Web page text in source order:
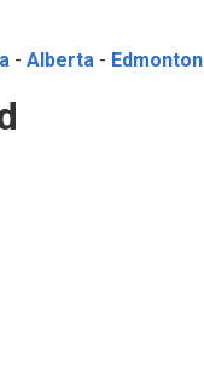
- Alberta - Edmonton